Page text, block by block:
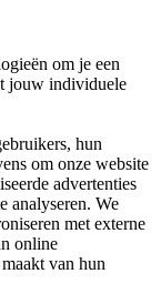
om je een
jouw individuele
hun
om onze website
advertenties
analyseren. We
met externe
online
van hun